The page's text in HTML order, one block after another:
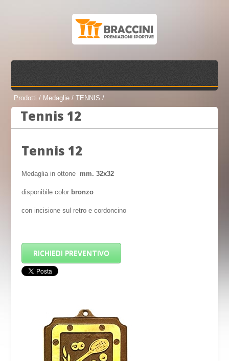
Prodotti / Medaglie /TENNIS /
Tennis 12
Tennis 12
Medaglia in ottone mm. 32x32
disponibile color bronzo
con incisione sul retro e cordoncino
RICHIEDI PREVENTIVO